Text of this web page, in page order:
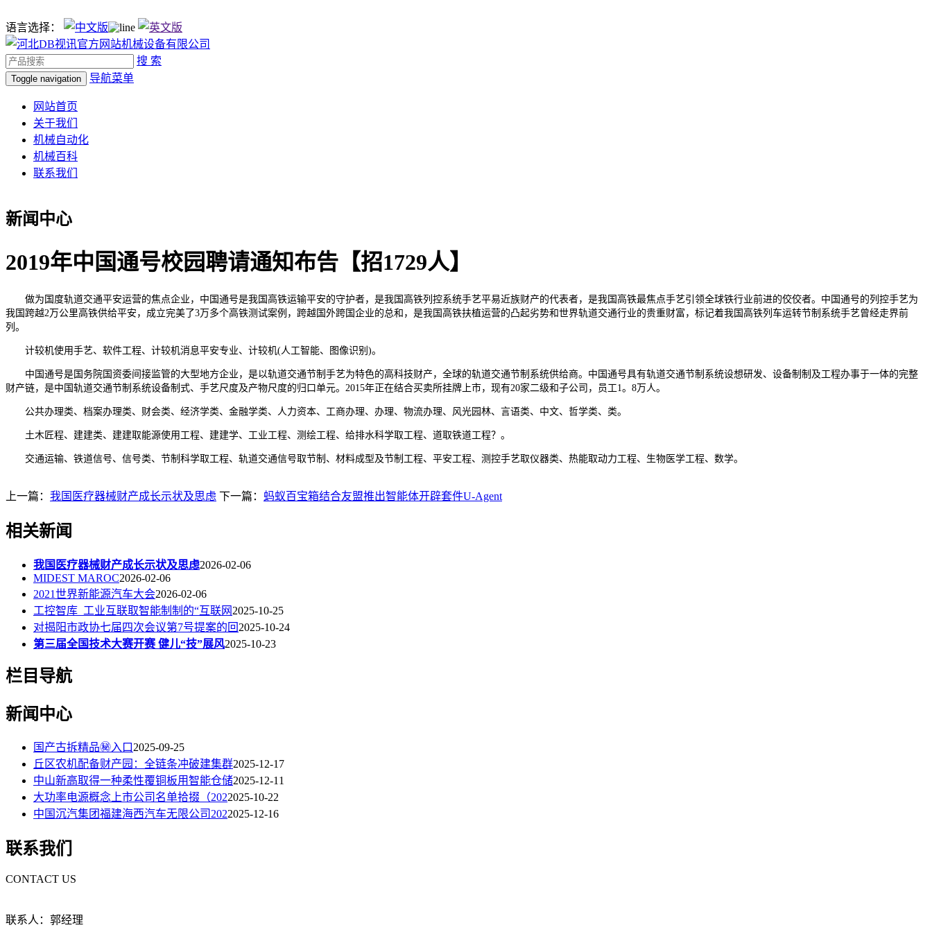
语言选择：
搜 索
Toggle navigation 导航菜单
网站首页
关于我们
机械自动化
机械百科
联系我们
新闻中心
2019年中国通号校园聘请通知布告【招1729人】
做为国度轨道交通平安运营的焦点企业，中国通号是我国高铁运输平安的守护者，是我国高铁列控系统手艺平易近族财产的代表者，是我国高铁最焦点手艺引领全球铁行业前进的佼佼者。中国通号的列控手艺为
我国跨越2万公里高铁供给平安，成立完美了3万多个高铁测试案例，跨越国外跨国企业的总和，是我国高铁扶植运营的凸起劣势和世界轨道交通行业的贵重财富，标记着我国高铁列车运转节制系统手艺曾经走界前
列。
计较机使用手艺、软件工程、计较机消息平安专业、计较机(人工智能、图像识别)。
中国通号是国务院国资委间接监管的大型地方企业，是以轨道交通节制手艺为特色的高科技财产，全球的轨道交通节制系统供给商。中国通号具有轨道交通节制系统设想研发、设备制制及工程办事于一体的完整
财产链，是中国轨道交通节制系统设备制式、手艺尺度及产物尺度的归口单元。2015年正在结合买卖所挂牌上市，现有20家二级和子公司，员工1。8万人。
公共办理类、档案办理类、财会类、经济学类、金融学类、人力资本、工商办理、办理、物流办理、风光园林、言语类、中文、哲学类、类。
土木匠程、建建类、建建取能源使用工程、建建学、工业工程、测绘工程、给排水科学取工程、道取铁道工程？。
交通运输、铁道信号、信号类、节制科学取工程、轨道交通信号取节制、材料成型及节制工程、平安工程、测控手艺取仪器类、热能取动力工程、生物医学工程、数学。
上一篇： 我国医疗器械财产成长示状及思虑 下一篇： 蚂蚁百宝箱结合友盟推出智能体开辟套件U-Agent
相关新闻
我国医疗器械财产成长示状及思虑2026-02-06
MIDEST MAROC2026-02-06
2021世界新能源汽车大会2026-02-06
工控智库_工业互联取智能制制的“互联网 2025-10-25
对揭阳市政协七届四次会议第7号提案的回 2025-10-24
第三届全国技术大赛开赛 健儿“技”展风2025-10-23
栏目导航
新闻中心
国产古拆精品㊙️入口2025-09-25
丘区农机配备财产园：全链条冲破建集群2025-12-17
中山新高取得一种柔性覆铜板用智能仓储2025-12-11
大功率电源概念上市公司名单拾掇（2022025-10-22
中国沉汽集团福建海西汽车无限公司2022025-12-16
联系我们
CONTACT US
联系人：郭经理